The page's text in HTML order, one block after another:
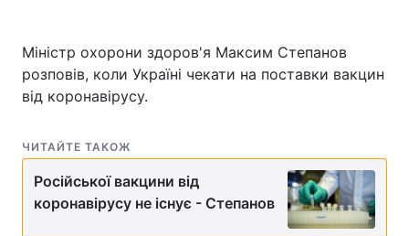
Україна Політика
Економіка
Техно і зв'язок
Зброя Інциденти
Міністр охорони здоров'я Максим Степанов
розповів, коли Україні чекати на поставки вакцин
від коронавірусу.
ЧИТАЙТЕ ТАКОЖ
Російської вакцини від
коронавірусу не існує - Степанов